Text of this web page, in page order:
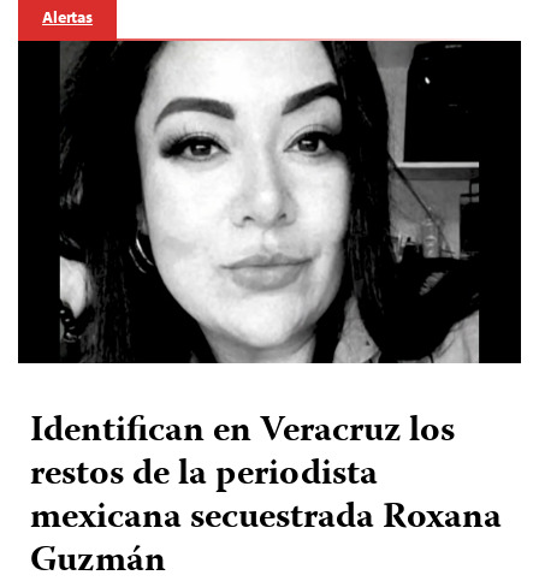
Alertas
Identifican en Veracruz los
restos de la periodista
mexicana secuestrada Roxana
Guzmán